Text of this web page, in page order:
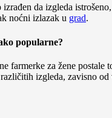
da izgleda
noćni izlazak u grad.
popularne?
farmerke za žene
izgleda, zavisno